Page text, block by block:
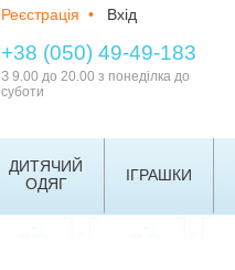
Реєстрація • Вхід
+38 (050) 49-49-183
З 9.00 до 20.00 з понеділка до
суботи
ДИТЯЧИЙ
ОДЯГ
ІГРАШКИ